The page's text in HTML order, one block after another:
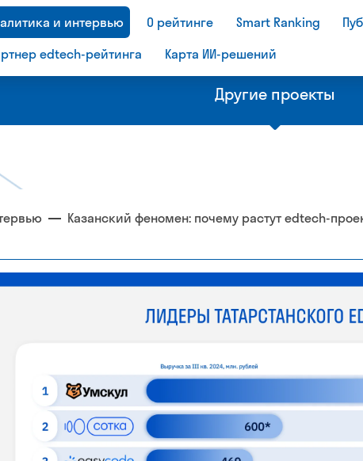
и интервью О рейтинге Smart Ranking
edtech-рейтинга
Карта ИИ-решений
Другие проекты
крупнейших эдтех-
Казахстана
крупнейших эдтех-
Казанский феномен: почему растут edtech-